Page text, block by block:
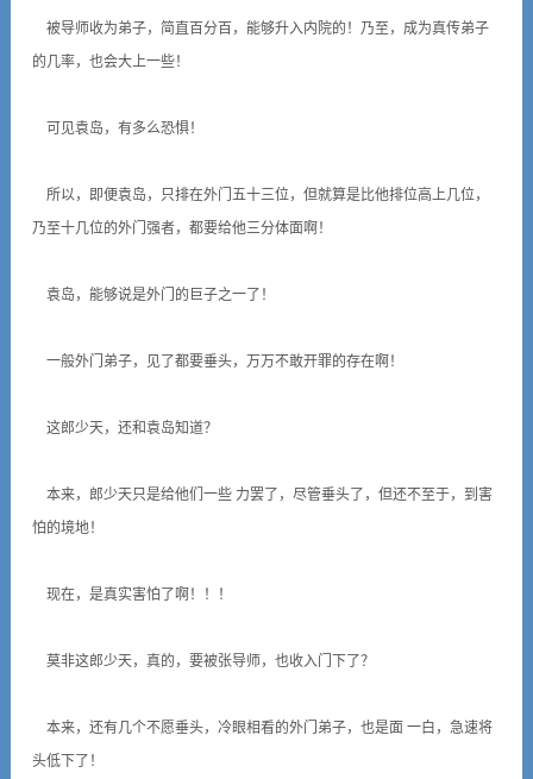
被导师收为弟子，简直百分百，能够升入内院的！乃至，成为真传弟子
的几率，也会大上一些！
可见袁岛，有多么恐惧！
所以，即便袁岛，只排在外门五十三位，但就算是比他排位高上几位，
乃至十几位的外门强者，都要给他三分体面啊！
袁岛，能够说是外门的巨子之一了！
一般外门弟子，见了都要垂头，万万不敢开罪的存在啊！
这郎少天，还和袁岛知道？
本来，郎少天只是给他们一些 力罢了，尽管垂头了，但还不至于，到害
怕的境地！
现在，是真实害怕了啊！！！
莫非这郎少天，真的，要被张导师，也收入门下了？
本来，还有几个不愿垂头，冷眼相看的外门弟子，也是面 一白，急速将
头低下了！